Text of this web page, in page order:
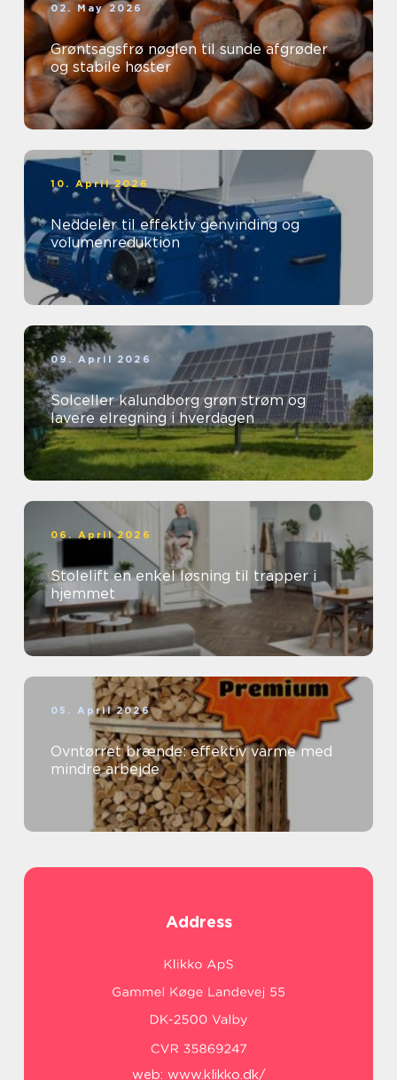
02. May 2026
Grøntsagsfrø nøglen til sunde afgrøder
og stabile høster
10. April 2026
Neddeler til effektiv genvinding og
volumenreduktion
09. April 2026
Solceller kalundborg grøn strøm og
lavere elregning i hverdagen
06. April 2026
Stolelift en enkel løsning til trapper i
hjemmet
05. April 2026
Ovntørret brænde: effektiv varme med
mindre arbejde
Address
web: www.klikko.dk/